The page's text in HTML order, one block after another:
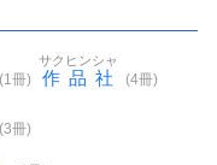
(1冊) 作品社
サクヒンシャ
(4冊)
(3冊)